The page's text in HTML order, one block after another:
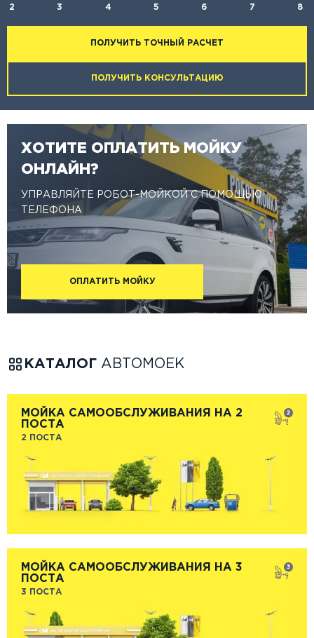
2 3 4 5 6 7 8
ПОЛУЧИТЬ ТОЧНЫЙ РАСЧЕТ
ПОЛУЧИТЬ КОНСУЛЬТАЦИЮ
ХОТИТЕ ОПЛАТИТЬ МОЙКУ
ОНЛАЙН?
УПРАВЛЯЙТЕ РОБОТ-МОЙКОЙ С ПОМОЩЬЮ
ТЕЛЕФОНА
ОПЛАТИТЬ МОЙКУ
КАТАЛОГ АВТОМОЕК
МОЙКА САМООБСЛУЖИВАНИЯ НА 2
ПОСТА
2 ПОСТА
МОЙКА САМООБСЛУЖИВАНИЯ НА 3
ПОСТА
3 ПОСТА